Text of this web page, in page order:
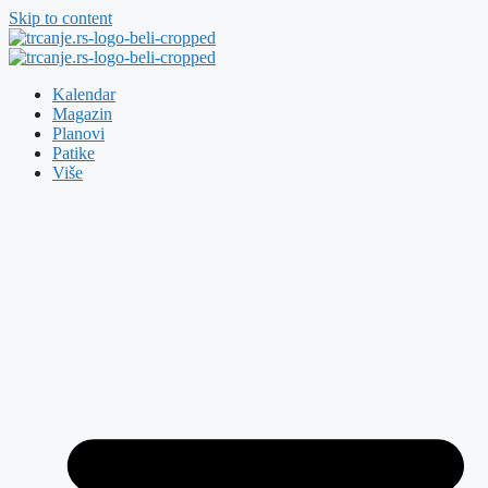
Skip to content
Kalendar
Magazin
Planovi
Patike
Više